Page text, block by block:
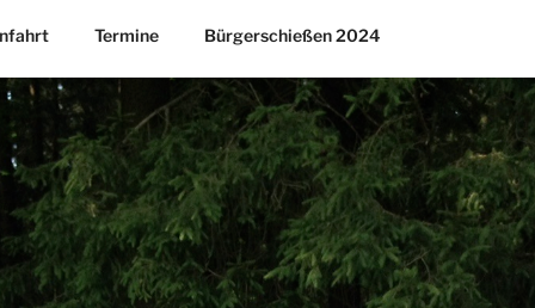
Termine Bürgerschießen 2024